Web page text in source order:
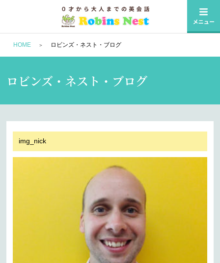
HOME ロビンズ・ネスト・ブログ
ロビンズ・ネスト・ブログ
img_nick